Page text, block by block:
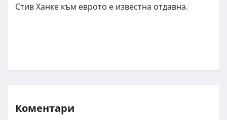
Стив Ханке към еврото е известна отдавна.
Коментари